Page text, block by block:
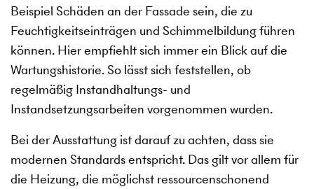
Beispiel Schäden an der Fassade sein, die zu
Feuchtigkeitseinträgen und Schimmelbildung führen
können. Hier empfiehlt sich immer ein Blick auf die
Wartungshistorie. So lässt sich feststellen, ob
regelmäßig Instandhaltungs- und
Instandsetzungsarbeiten vorgenommen wurden.
Bei der Ausstattung ist darauf zu achten, dass sie
modernen Standards entspricht. Das gilt vor allem für
die Heizung, die möglichst ressourcenschonend